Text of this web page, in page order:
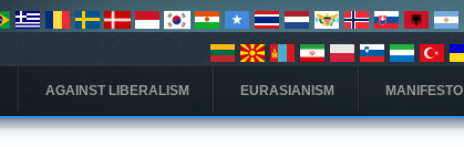
AGAINST LIBERALISM EURASIANISM MANIFESTO